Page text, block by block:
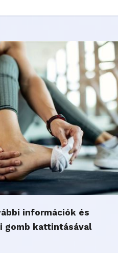
információk és
gomb kattintásával